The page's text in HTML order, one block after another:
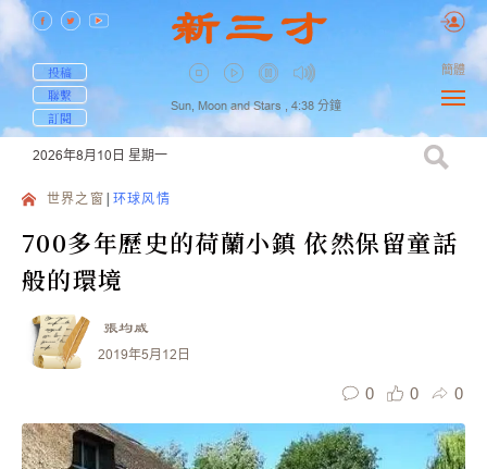
投稿
聯繫
訂閱
Sun, Moon and Stars , 4:38 分鐘
簡體
2026年8月10日 星期一
世界之窗 环球风情
700多年歷史的荷蘭小鎮 依然保留童話
般的環境
張均威
2019年5月12日
0 0 0